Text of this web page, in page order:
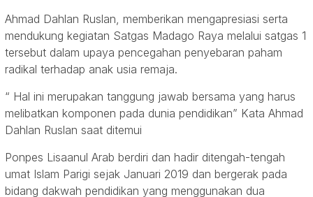
Ahmad Dahlan Ruslan, memberikan mengapresiasi serta
mendukung kegiatan Satgas Madago Raya melalui satgas 1
tersebut dalam upaya pencegahan penyebaran paham
radikal terhadap anak usia remaja.
“ Hal ini merupakan tanggung jawab bersama yang harus
melibatkan komponen pada dunia pendidikan” Kata Ahmad
Dahlan Ruslan saat ditemui
Ponpes Lisaanul Arab berdiri dan hadir ditengah-tengah
umat Islam Parigi sejak Januari 2019 dan bergerak pada
bidang dakwah pendidikan yang menggunakan dua